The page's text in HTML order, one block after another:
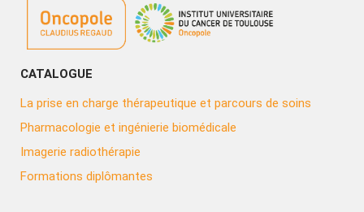
CATALOGUE
La prise en charge thérapeutique et parcours de soins
Pharmacologie et ingénierie biomédicale
Imagerie radiothérapie
Formations diplômantes